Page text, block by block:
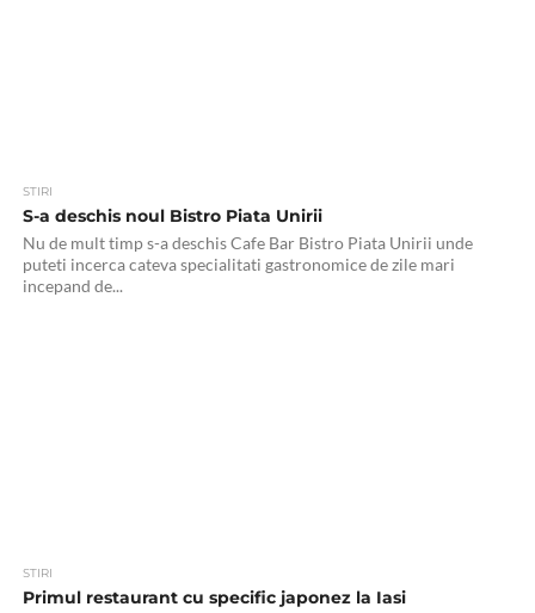
STIRI
S-a deschis noul Bistro Piata Unirii
Nu de mult timp s-a deschis Cafe Bar Bistro Piata Unirii unde
puteti incerca cateva specialitati gastronomice de zile mari
incepand de...
STIRI
Primul restaurant cu specific japonez la Iasi